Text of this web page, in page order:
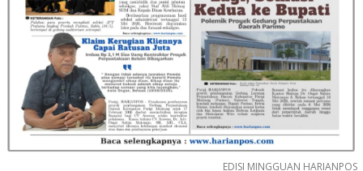
EDISI MINGGUAN HARIANPOS